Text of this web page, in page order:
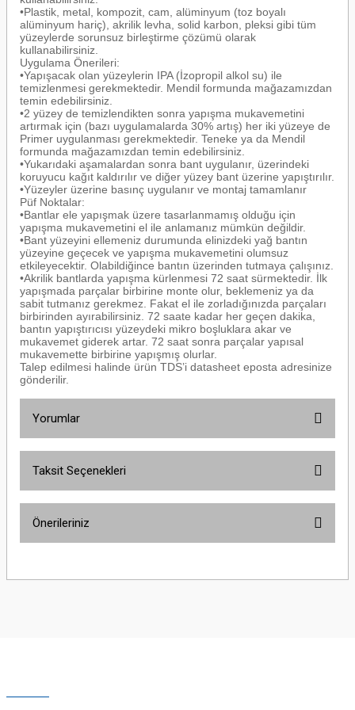
•Plastik, metal, kompozit, cam, alüminyum (toz boyalı
alüminyum hariç), akrilik levha, solid karbon, pleksi gibi tüm
yüzeylerde sorunsuz birleştirme çözümü olarak
kullanabilirsiniz.
Uygulama Önerileri:
•Yapışacak olan yüzeylerin IPA (İzopropil alkol su) ile
temizlenmesi gerekmektedir. Mendil formunda mağazamızdan
temin edebilirsiniz.
•2 yüzey de temizlendikten sonra yapışma mukavemetini
artırmak için (bazı uygulamalarda 30% artış) her iki yüzeye de
Primer uygulanması gerekmektedir. Teneke ya da Mendil
formunda mağazamızdan temin edebilirsiniz.
•Yukarıdaki aşamalardan sonra bant uygulanır, üzerindeki
koruyucu kağıt kaldırılır ve diğer yüzey bant üzerine yapıştırılır.
•Yüzeyler üzerine basınç uygulanır ve montaj tamamlanır
Püf Noktalar:
•Bantlar ele yapışmak üzere tasarlanmamış olduğu için
yapışma mukavemetini el ile anlamanız mümkün değildir.
•Bant yüzeyini ellemeniz durumunda elinizdeki yağ bantın
yüzeyine geçecek ve yapışma mukavemetini olumsuz
etkileyecektir. Olabildiğince bantın üzerinden tutmaya çalışınız.
•Akrilik bantlarda yapışma kürlenmesi 72 saat sürmektedir. İlk
yapışmada parçalar birbirine monte olur, beklemeniz ya da
sabit tutmanız gerekmez. Fakat el ile zorladığınızda parçaları
birbirinden ayırabilirsiniz. 72 saate kadar her geçen dakika,
bantın yapıştırıcısı yüzeydeki mikro boşluklara akar ve
mukavemet giderek artar. 72 saat sonra parçalar yapısal
mukavemette birbirine yapışmış olurlar.
Talep edilmesi halinde ürün TDS’i datasheet eposta adresinize
gönderilir.
Yorumlar
Taksit Seçenekleri
Önerileriniz
yetersiz gördüğünüz noktaları öneri formunu kullanarak tarafımıza